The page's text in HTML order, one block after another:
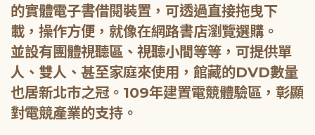
的實體電子書借閱裝置，可透過直接拖曳下
載，操作方便，就像在網路書店瀏覽選購。
並設有團體視聽區、視聽小間等等，可提供單
人、雙人、甚至家庭來使用，館藏的DVD數量
也居新北市之冠。109年建置電競體驗區，彰顯
對電競產業的支持。